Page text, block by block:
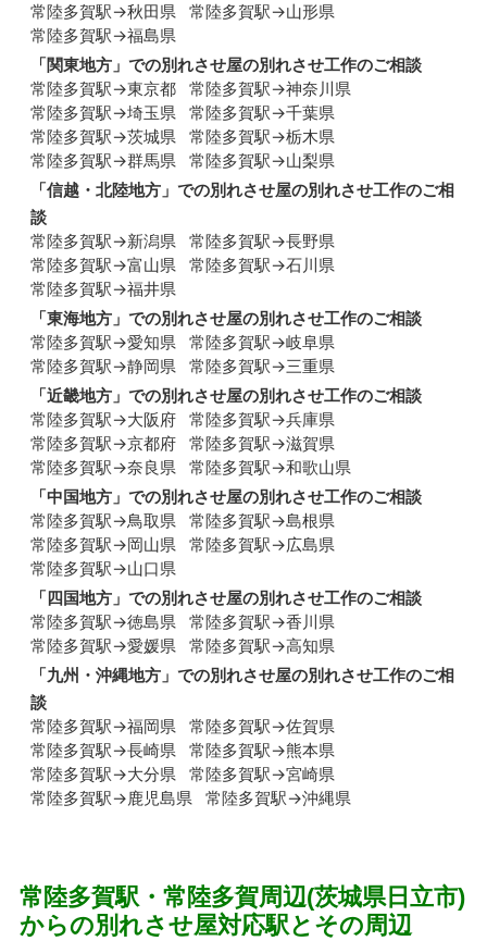
常陸多賀駅→秋田県
常陸多賀駅→山形県
常陸多賀駅→福島県
「関東地方 」での別れさせ屋の別れさせ工作のご相談
常陸多賀駅→東京都
常陸多賀駅→神奈川県
常陸多賀駅→埼玉県
常陸多賀駅→千葉県
常陸多賀駅→茨城県
常陸多賀駅→栃木県
常陸多賀駅→群馬県
常陸多賀駅→山梨県
「信越・北陸地方 」での別れさせ屋の別れさせ工作のご相
談
常陸多賀駅→新潟県
常陸多賀駅→長野県
常陸多賀駅→富山県
常陸多賀駅→石川県
常陸多賀駅→福井県
「東海地方 」での別れさせ屋の別れさせ工作のご相談
常陸多賀駅→愛知県
常陸多賀駅→岐阜県
常陸多賀駅→静岡県
常陸多賀駅→三重県
「近畿地方 」での別れさせ屋の別れさせ工作のご相談
常陸多賀駅→大阪府
常陸多賀駅→兵庫県
常陸多賀駅→京都府
常陸多賀駅→滋賀県
常陸多賀駅→奈良県
常陸多賀駅→和歌山県
「中国地方 」での別れさせ屋の別れさせ工作のご相談
常陸多賀駅→鳥取県
常陸多賀駅→島根県
常陸多賀駅→岡山県
常陸多賀駅→広島県
常陸多賀駅→山口県
「四国地方 」での別れさせ屋の別れさせ工作のご相談
常陸多賀駅→徳島県
常陸多賀駅→香川県
常陸多賀駅→愛媛県
常陸多賀駅→高知県
「九州・沖縄地方 」での別れさせ屋の別れさせ工作のご相
談
常陸多賀駅→福岡県
常陸多賀駅→佐賀県
常陸多賀駅→長崎県
常陸多賀駅→熊本県
常陸多賀駅→大分県
常陸多賀駅→宮崎県
常陸多賀駅→鹿児島県
常陸多賀駅→沖縄県
常陸多賀駅・常陸多賀周辺(茨城県日立市)
からの別れさせ屋対応駅とその周辺